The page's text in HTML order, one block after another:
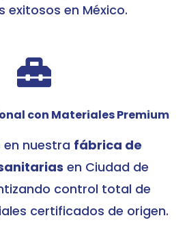
exitosos en México.

con Materiales Premium
en nuestra fábrica de
en Ciudad de
control total de
certificados de origen.